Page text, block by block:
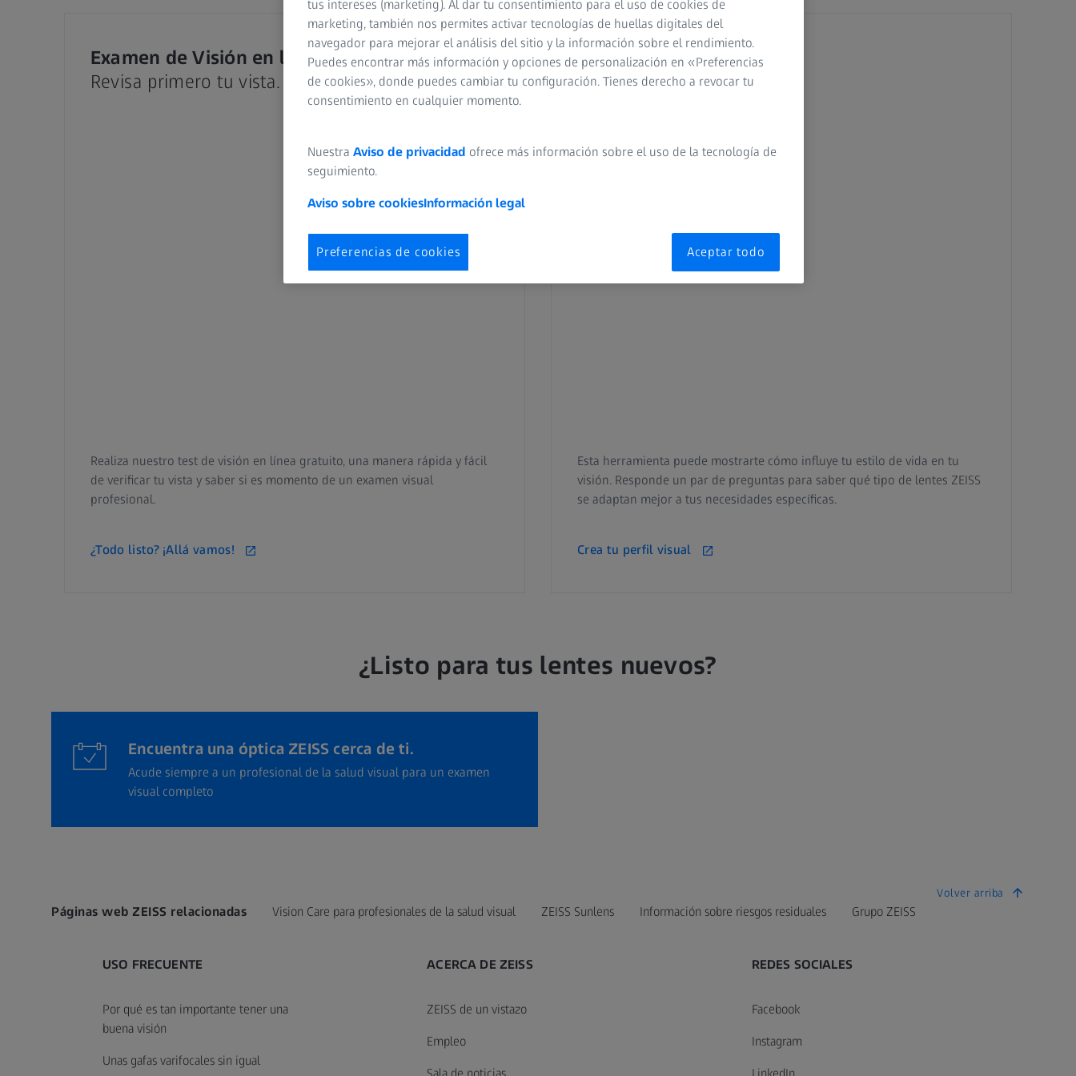
Examen de Visión en línea de ZEISS
Revisa primero tu vista.
Realiza nuestro test de visión en línea gratuito, una manera rápida y fácil
de verificar tu vista y saber si es momento de un examen visual
profesional.
¿Todo listo? ¡Allá vamos!
Mi perfil visual de ZEISS.
Conoce tus ojos.
Esta herramienta puede mostrarte cómo influye tu estilo de vida en tu
visión. Responde un par de preguntas para saber qué tipo de lentes ZEISS
se adaptan mejor a tus necesidades específicas.
Crea tu perfil visual
¿Listo para tus lentes nuevos?
Encuentra una óptica ZEISS cerca de ti.
Acude siempre a un profesional de la salud visual para un examen
visual completo
Volver arriba
Páginas web ZEISS relacionadas Vision Care para profesionales de la salud visual ZEISS Sunlens Información sobre riesgos residuales Grupo ZEISS
USO FRECUENTE
Por qué es tan importante tener una
buena visión
Unas gafas varifocales sin igual
ACERCA DE ZEISS
ZEISS de un vistazo
Empleo
Sala de noticias
REDES SOCIALES
Facebook
Instagram
LinkedIn
tus intereses (marketing). Al dar tu consentimiento para el uso de cookies de
marketing, también nos permites activar tecnologías de huellas digitales del
navegador para mejorar el análisis del sitio y la información sobre el rendimiento.
Puedes encontrar más información y opciones de personalización en «Preferencias
de cookies», donde puedes cambiar tu configuración. Tienes derecho a revocar tu
consentimiento en cualquier momento.
Nuestra Aviso de privacidad ofrece más información sobre el uso de la tecnología de
seguimiento.
Aviso sobre cookiesInformación legal
Preferencias de cookies Aceptar todo